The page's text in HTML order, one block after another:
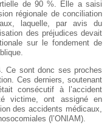
de 90 %. Elle a saisi
régionale de conciliation
laquelle, par avis du
des préjudices devait
sur le fondement de
Ce sont donc ses proches
Ces derniers, soutenant
consécutif à l’accident
victime, ont assigné en
des accidents médicaux,
(l’ONIAM).